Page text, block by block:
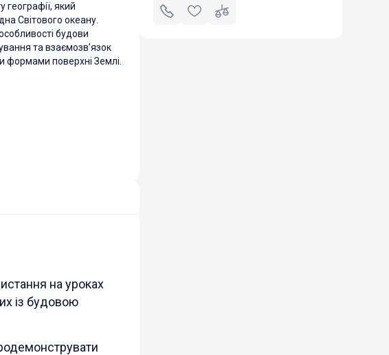
географії, який
Світового океану.
будови
та взаємозв’язок
формами поверхні Землі.
на уроках
із будовою